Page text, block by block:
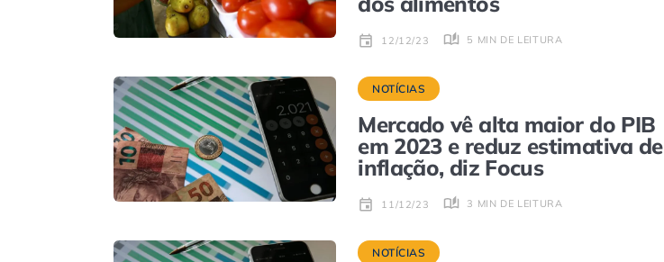
12/12/23 5 MIN DE LEITURA
NOTÍCIAS
Mercado vê alta maior do PIB
em 2023 e reduz estimativa de
inflação, diz Focus
11/12/23 3 MIN DE LEITURA
NOTÍCIAS